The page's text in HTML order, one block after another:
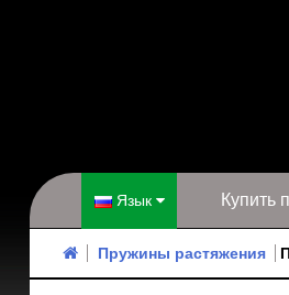
Купить
Язык
Пружины растяжения